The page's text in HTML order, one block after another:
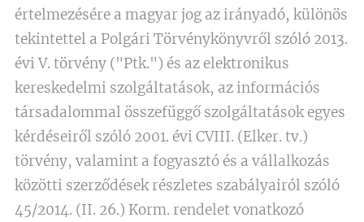
értelmezésére a magyar jog az irányadó, különös
tekintettel a Polgári Törvénykönyvről szóló 2013.
évi V. törvény ("Ptk.") és az elektronikus
kereskedelmi szolgáltatások, az információs
társadalommal összefüggő szolgáltatások egyes
kérdéseiről szóló 2001. évi CVIII. (Elker. tv.)
törvény, valamint a fogyasztó és a vállalkozás
közötti szerződések részletes szabályairól szóló
45/2014. (II. 26.) Korm. rendelet vonatkozó